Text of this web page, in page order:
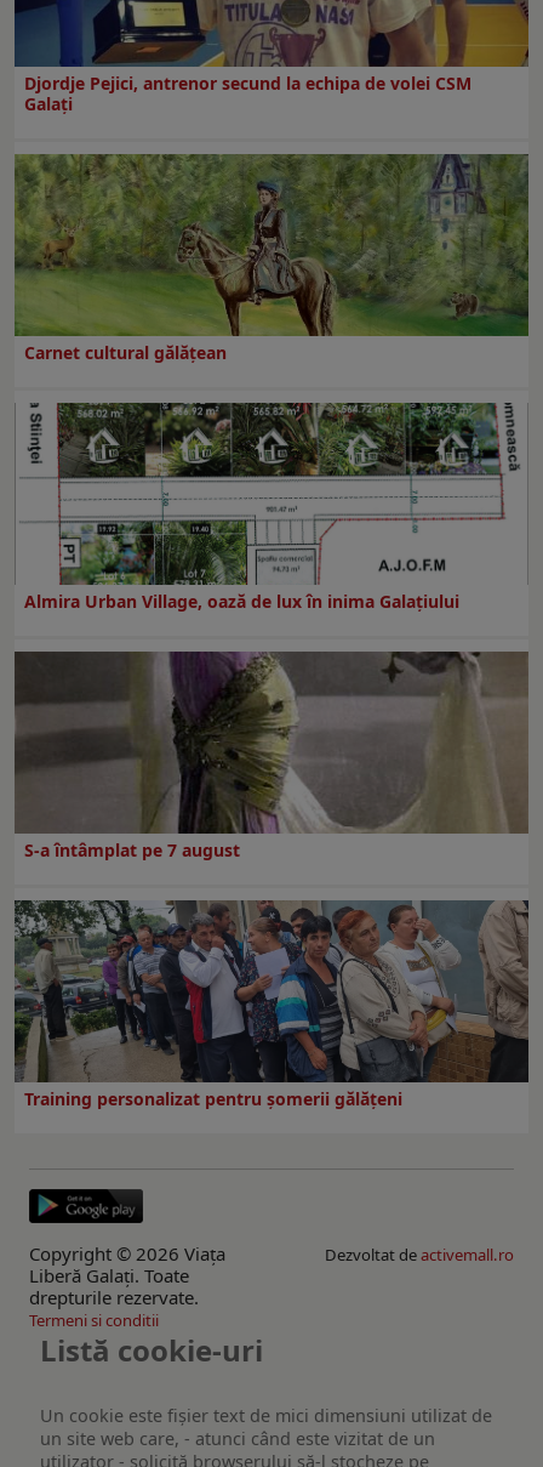
Djordje Pejici, antrenor secund la echipa de volei CSM
Galați
Carnet cultural gălăţean
Almira Urban Village, oază de lux în inima Galațiului
S-a întâmplat pe 7 august
Training personalizat pentru șomerii gălățeni
Copyright © 2026 Viaţa
Liberă Galaţi. Toate
drepturile rezervate.
Dezvoltat deactivemall.ro
Termeni si conditii
Listă cookie-uri
Un cookie este fişier text de mici dimensiuni utilizat de
un site web care, - atunci când este vizitat de un
utilizator - solicită browserului să-l stocheze pe